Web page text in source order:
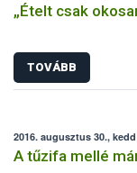
„Ételt csak
TOVÁBB
2016. augusztus 30., kedd
A tűzifa mellé